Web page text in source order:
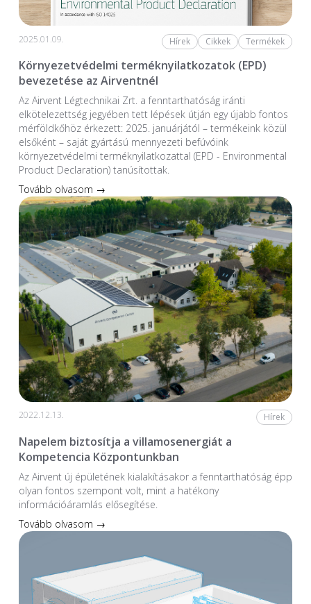
2025.01.09. Hírek Cikkek Termékek
Környezetvédelmi terméknyilatkozatok (EPD)
bevezetése az Airventnél
Az Airvent Légtechnikai Zrt. a fenntarthatóság iránti
elkötelezettség jegyében tett lépések útján egy újabb fontos
mérföldkőhöz érkezett: 2025. januárjától – termékeink közül
elsőként – saját gyártású mennyezeti befúvóink
környezetvédelmi terméknyilatkozattal (EPD - Environmental
Product Declaration) tanúsítottak.
Tovább olvasom →
2022.12.13. Hírek
Napelem biztosítja a villamosenergiát a
Kompetencia Központunkban
Az Airvent új épületének kialakításakor a fenntarthatóság épp
olyan fontos szempont volt, mint a hatékony
információáramlás elősegítése.
Tovább olvasom →